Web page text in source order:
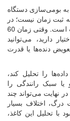
به بومی‌سازی دستگاه
ثبت زمان نیست؛ در
واقع گزارش عملکرد خودرو و راننده در هر استارت است. وقتی زمان 60
دارید، می‌توانید
دنده‌ها یا قدرت
را تحلیل کند،
یا سبک رانندگی را
نهایت می‌تواند چند
اختلاف بسیار
تحلیل این کاغذ،